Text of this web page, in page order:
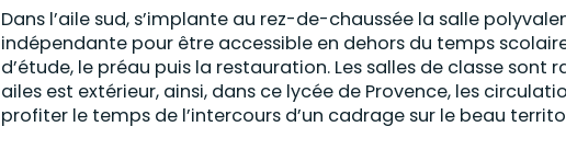
Dans l’aile sud, s’implante au rez-de-chaussée la salle
indépendante pour être accessible en dehors du temps
d’étude, le préau puis la restauration. Les salles de classe sont
ailes est extérieur, ainsi, dans ce lycée de Provence, les
profiter le temps de l’intercours d’un cadrage sur le beau